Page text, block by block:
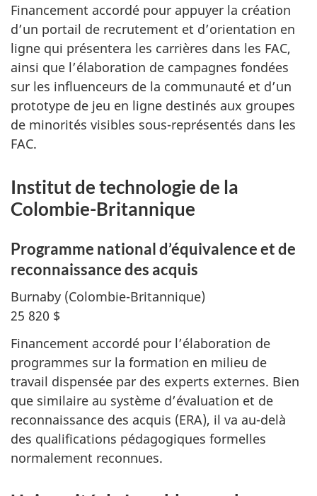
Financement accordé pour appuyer la création
d’un portail de recrutement et d’orientation en
ligne qui présentera les carrières dans les FAC,
ainsi que l’élaboration de campagnes fondées
sur les influenceurs de la communauté et d’un
prototype de jeu en ligne destinés aux groupes
de minorités visibles sous-représentés dans les
FAC.
Institut de technologie de la
Colombie-Britannique
Programme national d’équivalence et de
reconnaissance des acquis
Burnaby (Colombie-Britannique)
25 820 $
Financement accordé pour l’élaboration de
programmes sur la formation en milieu de
travail dispensée par des experts externes. Bien
que similaire au système d’évaluation et de
reconnaissance des acquis (ERA), il va au-delà
des qualifications pédagogiques formelles
normalement reconnues.